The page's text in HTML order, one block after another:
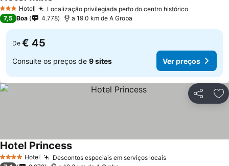
3 EstrelasHotel Localização privilegiada perto do centro histórico
7,5 Boa 4.778 a 19.0 km de A Groba
De € 45
Consulte os preços de 9 sites Ver preços
Partilhar
4 EstrelasHotel Descontos especiais em serviços locais
Hotel Princess